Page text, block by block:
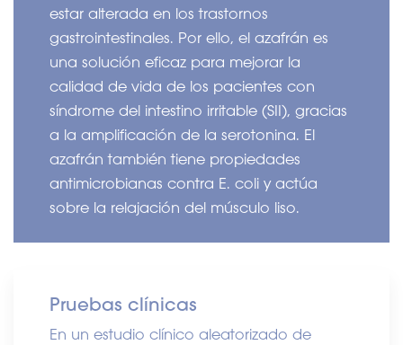
estar alterada en los trastornos
gastrointestinales. Por ello, el azafrán es
una solución eficaz para mejorar la
calidad de vida de los pacientes con
síndrome del intestino irritable (SII), gracias
a la amplificación de la serotonina. El
azafrán también tiene propiedades
antimicrobianas contra E. coli y actúa
sobre la relajación del músculo liso.
Pruebas clínicas
En un estudio clínico aleatorizado de